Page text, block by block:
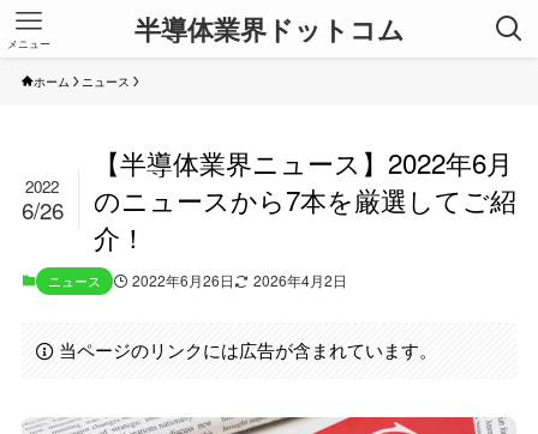
半導体業界ドットコム
メニュー
ホーム ニュース
【半導体業界ニュース】2022年6月
のニュースから7本を厳選してご紹
介！
2022
6/26
ニュース 2022年6月26日 2026年4月2日
当ページのリンクには広告が含まれています。